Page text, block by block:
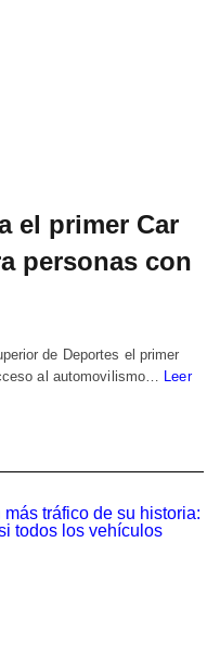
el primer Car
personas con
de Deportes el primer
al automovilismo…
Leer